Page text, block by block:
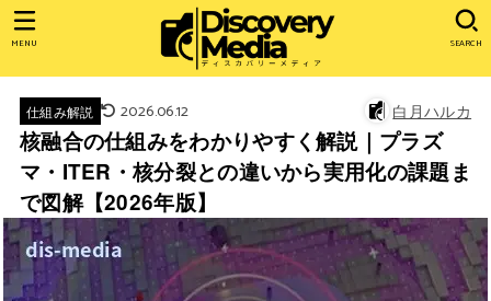
SEARCH
MENU
仕組み解説 2026.06.12 白月ハルカ
核融合の仕組みをわかりやすく解説｜プラズ
マ・ITER・核分裂との違いから実用化の課題ま
で図解【2026年版】